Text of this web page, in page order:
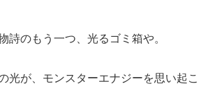
詩のもう一つ、光るゴミ箱や。
光が、モンスターエナジーを思い起こ